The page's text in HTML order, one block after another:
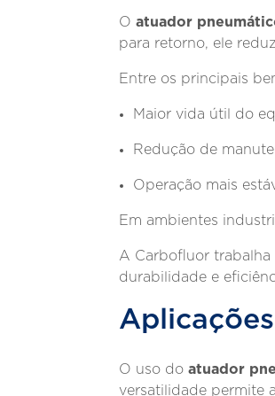
Oatuador
para retorno, ele
Entre os principais
Maior vida útil do
Redução de
Operação mais
Em ambientes
A Carbofluor
durabilidade e
O uso doatuador
versatilidade permite